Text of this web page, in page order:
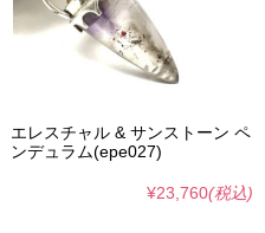
エレスチャル & サンストーン ペ
ンデュラム(epe027)
¥23,760(税込)